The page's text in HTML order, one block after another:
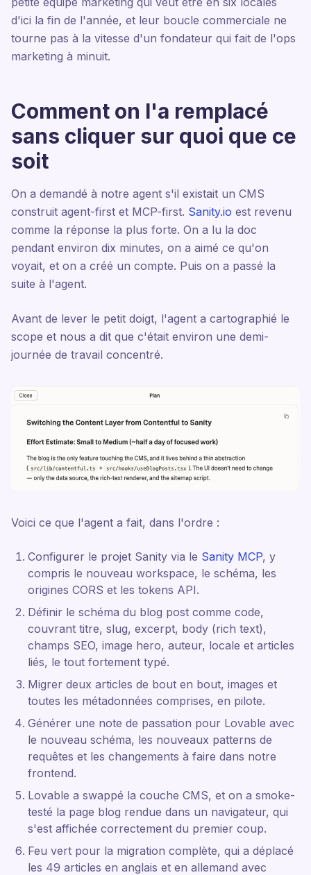
d'ici la fin de l'année, et leur boucle commerciale ne
tourne pas à la vitesse d'un fondateur qui fait de l'ops
marketing à minuit.
Comment on l'a remplacé
sans cliquer sur quoi que ce
soit
On a demandé à notre agent s'il existait un CMS
construit agent-first et MCP-first. Sanity.io est revenu
comme la réponse la plus forte. On a lu la doc
pendant environ dix minutes, on a aimé ce qu'on
voyait, et on a créé un compte. Puis on a passé la
suite à l'agent.
Avant de lever le petit doigt, l'agent a cartographié le
scope et nous a dit que c'était environ une demi-
journée de travail concentré.
Voici ce que l'agent a fait, dans l'ordre :
Configurer le projet Sanity via le Sanity MCP, y
compris le nouveau workspace, le schéma, les
origines CORS et les tokens API.
Définir le schéma du blog post comme code,
couvrant titre, slug, excerpt, body (rich text),
champs SEO, image hero, auteur, locale et articles
liés, le tout fortement typé.
Migrer deux articles de bout en bout, images et
toutes les métadonnées comprises, en pilote.
Générer une note de passation pour Lovable avec
le nouveau schéma, les nouveaux patterns de
requêtes et les changements à faire dans notre
frontend.
Lovable a swappé la couche CMS, et on a smoke-
testé la page blog rendue dans un navigateur, qui
s'est affichée correctement du premier coup.
Feu vert pour la migration complète, qui a déplacé
les 49 articles en anglais et en allemand avec